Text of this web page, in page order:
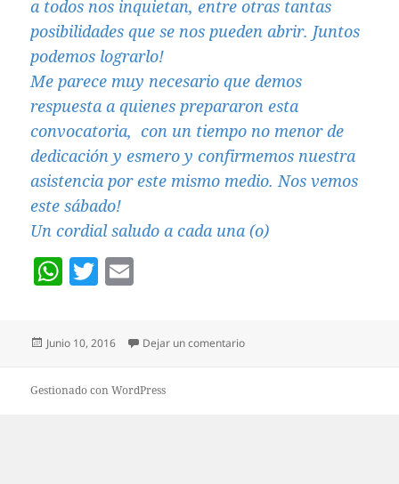
a todos nos inquietan, entre otras tantas
posibilidades que se nos pueden abrir. Juntos
podemos lograrlo!
Me parece muy necesario que demos
respuesta a quienes prepararon esta
convocatoria, con un tiempo no menor de
dedicación y esmero y confirmemos nuestra
asistencia por este mismo medio. Nos vemos
este sábado!
Un cordial saludo a cada una (o)
W
s
A
T
er l
Publicado
Junio 10, 2016 Dejar un comentarioen RECORDATORIO DE LA
Gestionado con WordPress